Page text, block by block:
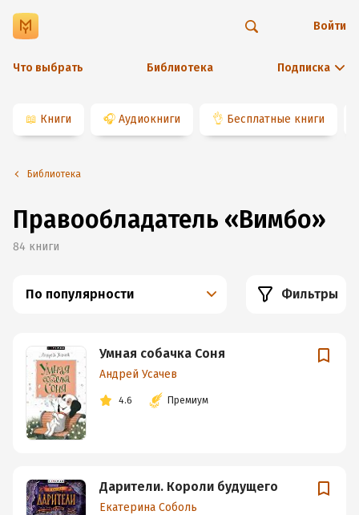
Что выбрать Библиотека Подписка
Войти
📖 Книги 🎧 Аудиокниги 👌 Бесплатные книги
Библиотека
Правообладатель «Вимбо»
84 книги
По популярности Фильтры
Умная собачка Соня
Андрей Усачев
4.6 Премиум
Дарители. Короли будущего
Екатерина Соболь